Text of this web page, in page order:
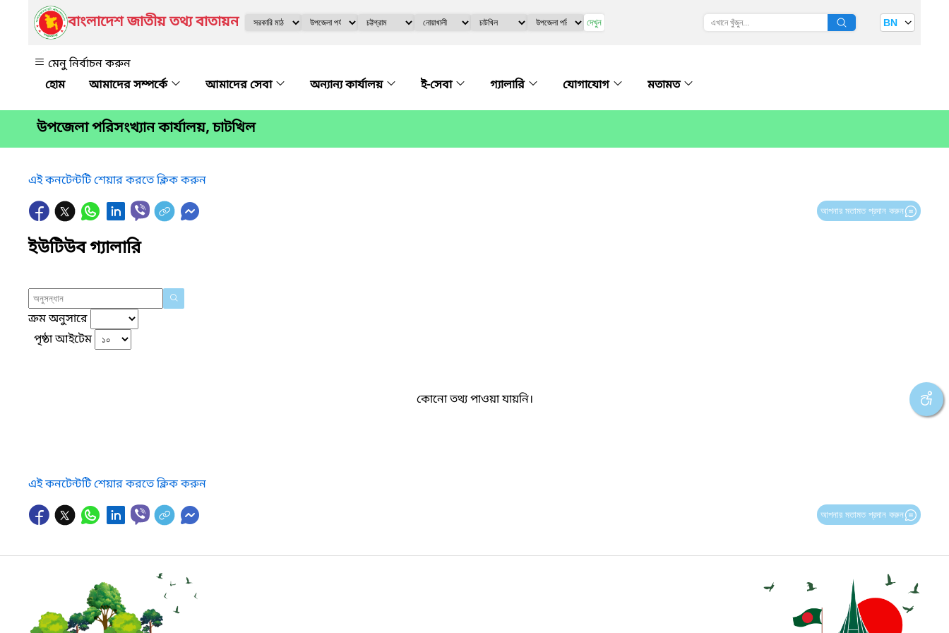
বাংলাদেশ জাতীয় তথ্য বাতায়ন দেখুন BN
মেনু নির্বাচন করুন
আমাদের সম্পর্কে
আমাদের সেবা অন্যান্য কার্যালয় ই-সেবা গ্যালারি যোগাযোগ মতামত
উপজেলা পরিসংখ্যান কার্যালয়, চাটখিল
এই কনটেন্টটি শেয়ার করতে ক্লিক করুন
আপনার মতামত প্রদান করুন
ইউটিউব গ্যালারি
ক্রম অনুসারে
পৃষ্ঠা আইটেম
কোনো তথ্য পাওয়া যায়নি।
এই কনটেন্টটি শেয়ার করতে ক্লিক করুন
আপনার মতামত প্রদান করুন